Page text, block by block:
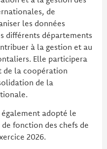
de
les données
différents départements
à la gestion et au
Elle participera
de la coopération
de la
également adopté le
fonction des chefs de
2026.